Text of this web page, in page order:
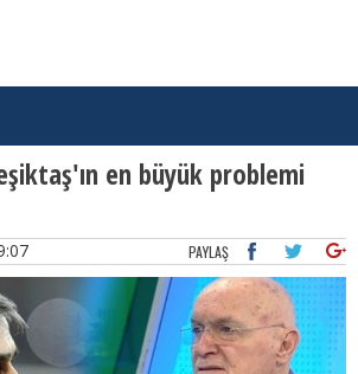
en büyük problemi
PAYLAŞ